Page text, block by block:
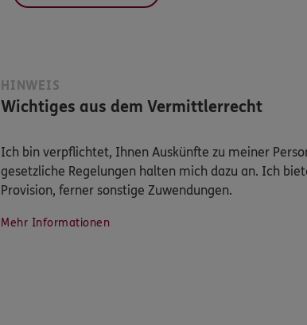
HINWEIS
Wichtiges aus dem Vermittlerrecht
Ich bin verpflichtet, Ihnen Auskünfte zu meiner
gesetzliche Regelungen halten mich dazu an. Ich
Provision, ferner sonstige Zuwendungen.
Mehr Informationen